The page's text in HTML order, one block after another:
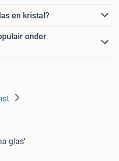
en kristal?
onder
glas'